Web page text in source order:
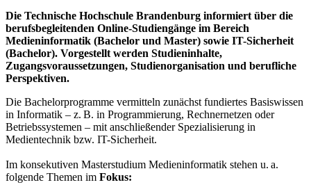
Die Technische Hochschule Brandenburg informiert über die
berufsbegleitenden Online-Studiengänge im Bereich
Medieninformatik (Bachelor und Master) sowie IT-Sicherheit
(Bachelor). Vorgestellt werden Studieninhalte,
Zugangsvoraussetzungen, Studienorganisation und berufliche
Perspektiven.
Die Bachelorprogramme vermitteln zunächst fundiertes Basiswissen
in Informatik – z. B. in Programmierung, Rechnernetzen oder
Betriebssystemen – mit anschließender Spezialisierung in
Medientechnik bzw. IT-Sicherheit.
Im konsekutiven Masterstudium Medieninformatik stehen u. a.
folgende Themen im Fokus: